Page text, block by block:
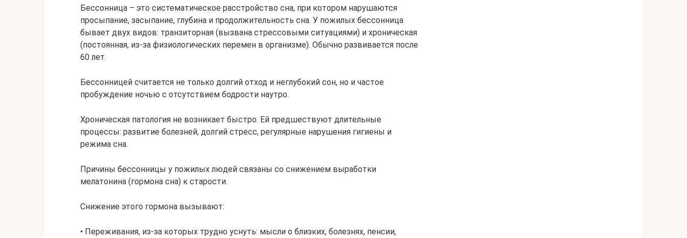
Бессонница – это систематическое расстройство сна, при котором нарушаются
просыпание, засыпание, глубина и продолжительность сна. У пожилых бессонница
бывает двух видов: транзиторная (вызвана стрессовыми ситуациями) и хроническая
(постоянная, из-за физиологических перемен в организме). Обычно развивается после
60 лет.
Бессонницей считается не только долгий отход и неглубокий сон, но и частое
пробуждение ночью с отсутствием бодрости наутро.
Хроническая патология не возникает быстро. Ей предшествуют длительные
процессы: развитие болезней, долгий стресс, регулярные нарушения гигиены и
режима сна.
Причины бессонницы у пожилых людей связаны со снижением выработки
мелатонина (гормона сна) к старости.
Снижение этого гормона вызывают:
• Переживания, из-за которых трудно уснуть: мысли о близких, болезнях, пенсии,